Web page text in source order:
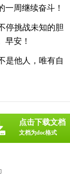
一周继续奋斗！
停挑战未知的胆
早安！
是他人，唯有自
点击下载文档
文档为doc格式